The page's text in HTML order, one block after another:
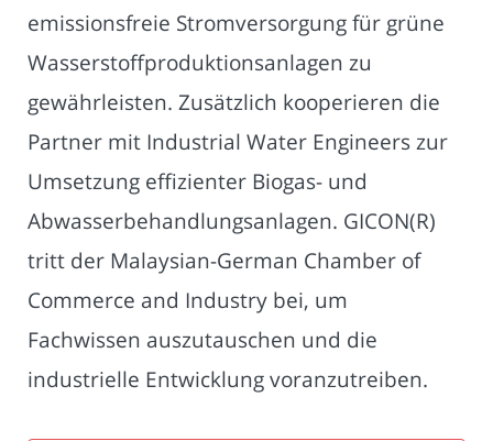
emissionsfreie Stromversorgung für grüne
Wasserstoffproduktionsanlagen zu
gewährleisten. Zusätzlich kooperieren die
Partner mit Industrial Water Engineers zur
Umsetzung effizienter Biogas- und
Abwasserbehandlungsanlagen. GICON(R)
tritt der Malaysian-German Chamber of
Commerce and Industry bei, um
Fachwissen auszutauschen und die
industrielle Entwicklung voranzutreiben.